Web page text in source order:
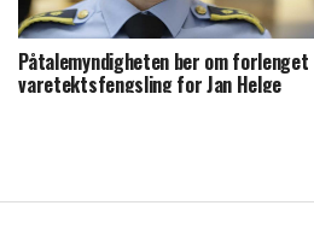
Påtalemyndigheten ber om forlenget
varetektsfengsling for Jan Helge